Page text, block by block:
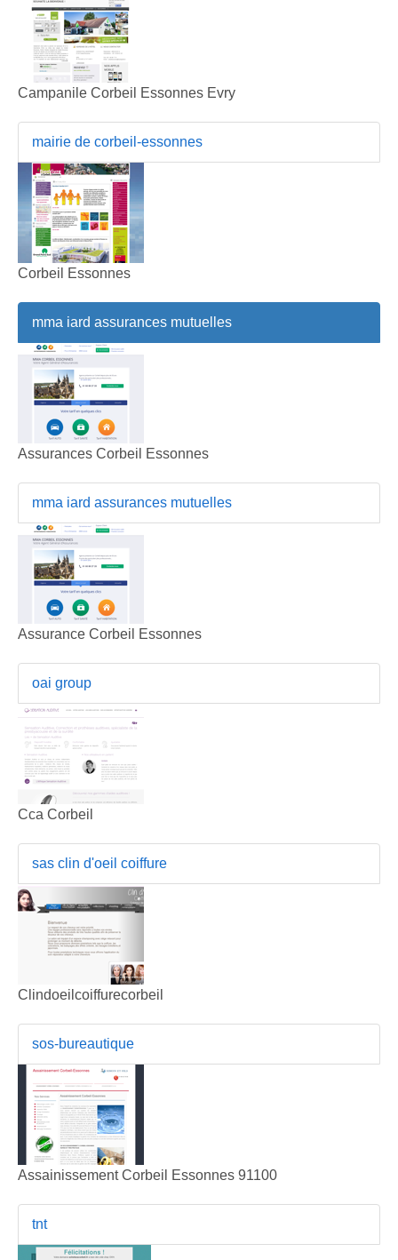
Campanile Corbeil Essonnes Evry
mairie de corbeil-essonnes
Corbeil Essonnes
mma iard assurances mutuelles
Assurances Corbeil Essonnes
mma iard assurances mutuelles
Assurance Corbeil Essonnes
oai group
Cca Corbeil
sas clin d'oeil coiffure
Clindoeilcoiffurecorbeil
sos-bureautique
Assainissement Corbeil Essonnes 91100
tnt